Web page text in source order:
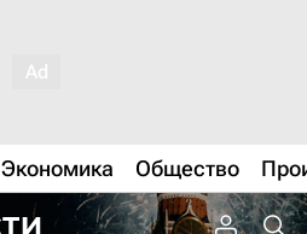
Экономика Общество